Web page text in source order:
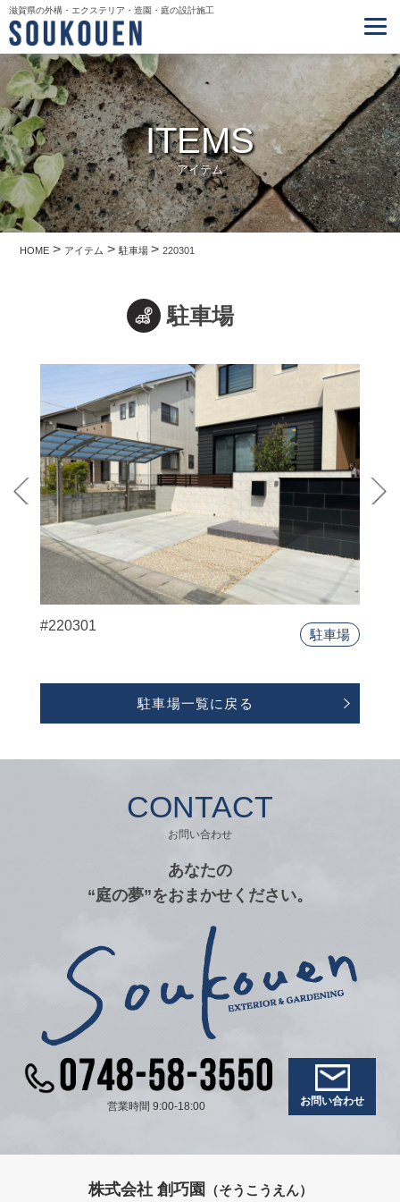
滋賀県の外構・エクステリア・造園・庭の設計施工
ITEMS
アイテム
HOME > アイテム >駐車場>220301
駐車場
#220301
駐車場
駐車場一覧に戻る
CONTACT
お問い合わせ
あなたの
“庭の夢”をおまかせください。
営業時間 9:00-18:00 お問い合わせ
株式会社 創巧園 （そうこうえん）